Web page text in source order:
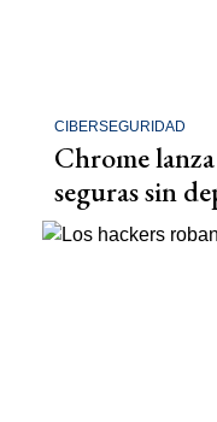
CIBERSEGURIDAD
Chrome
seguras sin